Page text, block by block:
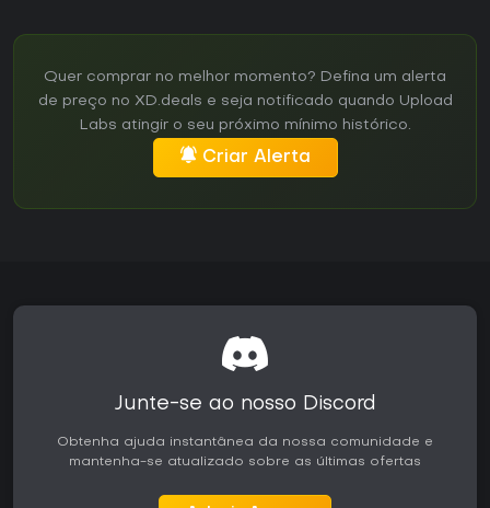
Quer comprar no melhor momento? Defina um alerta
de preço no XD.deals e seja notificado quando Upload
Labs atingir o seu próximo mínimo histórico.
Criar Alerta
Junte-se ao nosso Discord
Obtenha ajuda instantânea da nossa comunidade e
mantenha-se atualizado sobre as últimas ofertas